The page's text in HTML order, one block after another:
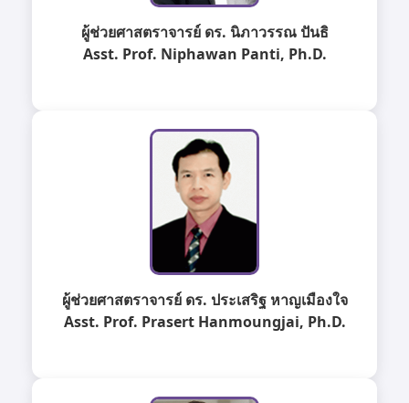
ผู้ช่วยศาสตราจารย์ ดร. นิภาวรรณ ปันธิ
Asst. Prof. Niphawan Panti, Ph.D.
ผู้ช่วยศาสตราจารย์ ดร. ประเสริฐ หาญเมืองใจ
Asst. Prof. Prasert Hanmoungjai, Ph.D.